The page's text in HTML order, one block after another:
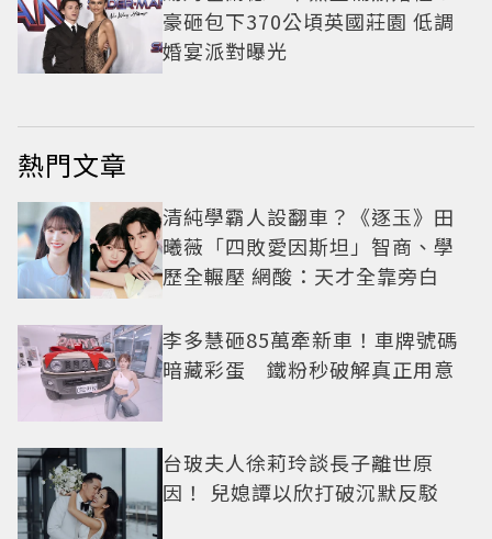
豪砸包下370公頃英國莊園 低調
婚宴派對曝光
熱門文章
清純學霸人設翻車？《逐玉》田
曦薇「四敗愛因斯坦」智商、學
歷全輾壓 網酸：天才全靠旁白
李多慧砸85萬牽新車！車牌號碼
暗藏彩蛋 鐵粉秒破解真正用意
台玻夫人徐莉玲談長子離世原
因！ 兒媳譚以欣打破沉默反駁